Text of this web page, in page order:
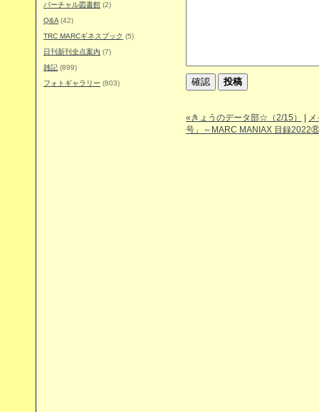
バーチャル図書館 (2)
Q&A (42)
TRC MARCギネスブック (5)
日刊新刊全点案内 (7)
雑記 (899)
フォトギャラリー (803)
«きょうのデータ部☆（2/15）
号」～MARC MANIAX 目録